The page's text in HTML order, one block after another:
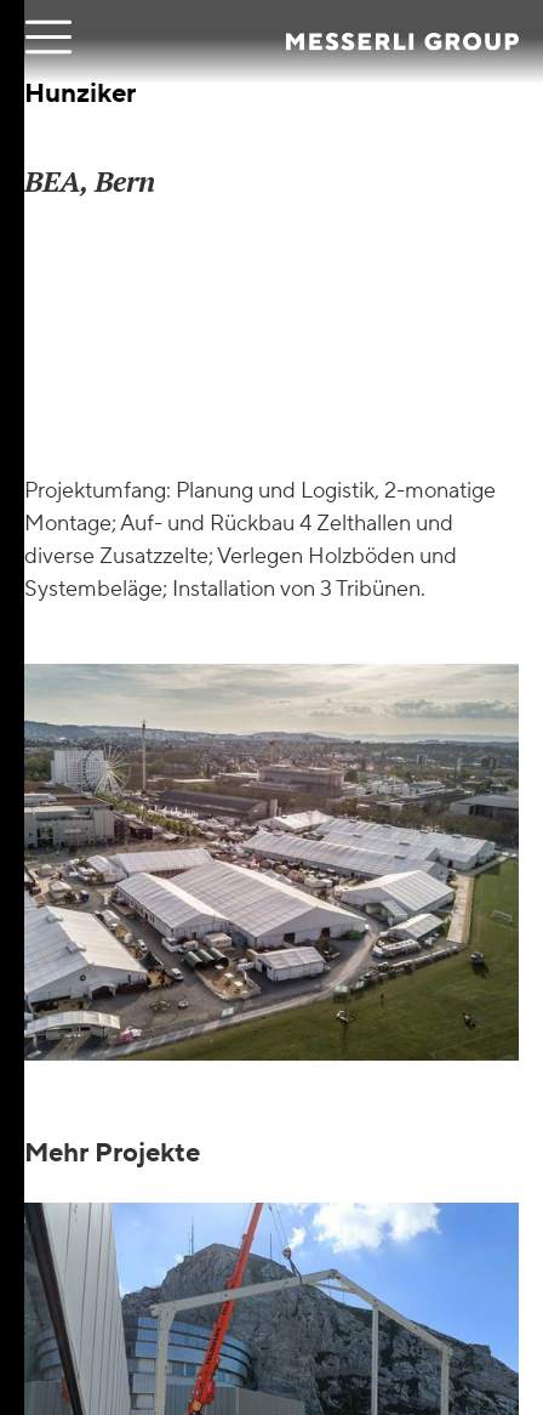
Hunziker
BEA, Bern
Projektumfang: Planung und Logistik, 2-monatige
Montage; Auf- und Rückbau 4 Zelthallen und
diverse Zusatzzelte; Verlegen Holzböden und
Systembeläge; Installation von 3 Tribünen.
Mehr Projekte